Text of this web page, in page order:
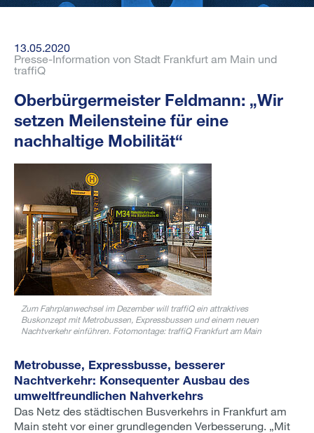
13.05.2020
Presse-Information von Stadt Frankfurt am Main und
traffiQ
Oberbürgermeister Feldmann: „Wir
setzen Meilensteine für eine
nachhaltige Mobilität“
Zum Fahrplanwechsel im Dezember will traffiQ ein attraktives
Buskonzept mit Metrobussen, Expressbussen und einem neuen
Nachtverkehr einführen. Fotomontage: traffiQ Frankfurt am Main
Metrobusse, Expressbusse, besserer
Nachtverkehr: Konsequenter Ausbau des
umweltfreundlichen Nahverkehrs
Das Netz des städtischen Busverkehrs in Frankfurt am
Main steht vor einer grundlegenden Verbesserung. „Mit